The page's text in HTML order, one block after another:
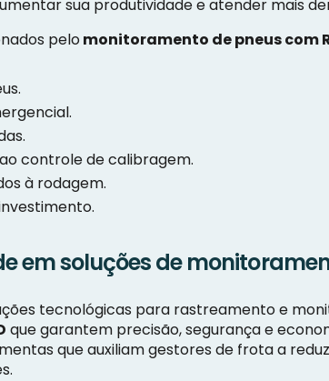
sua produtividade e atender mais
pelomonitoramento de pneus com
controle de calibragem.
à rodagem.
em soluções de
tecnológicas para rastreamento e
que garantem precisão, segurança e
que auxiliam gestores de frota a